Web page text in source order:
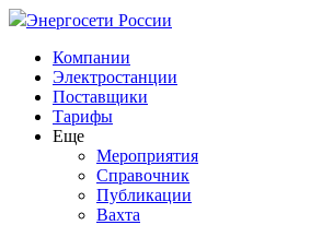
Энергосети России
Компании
Электростанции
Поставщики
Тарифы
Еще
Мероприятия
Справочник
Публикации
Вахта